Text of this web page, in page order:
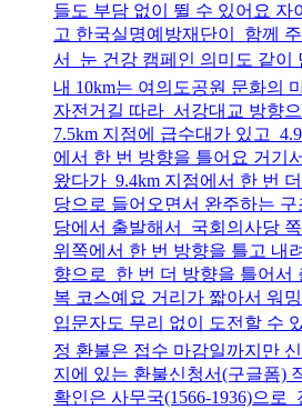
들도 부담 없이 뛸 수 있어요 자
고 한국실명예방재단이 함께
서 눈 건강 캠페인 의미도 같
내 10km는 여의도공원 문화의
자전거길 따라 서강대교 방향
7.5km 지점에 급수대가 있고
에서 한 번 방향을 틀어요 거기
왔다가 9.4km 지점에서 한 번
당으로 들어오면서 완주하는
당에서 출발해서 국회의사당
위쪽에서 한 번 방향을 틀고 내
향으로 한 번 더 방향을 틀어서
복 코스예요 거리가 짧아서 워
입문자도 무리 없이 도전할 수
정 환불은 접수 마감일까지만
지에 있는 환불신청서(구글폼)
확인은 사무국(1566-1936)으로